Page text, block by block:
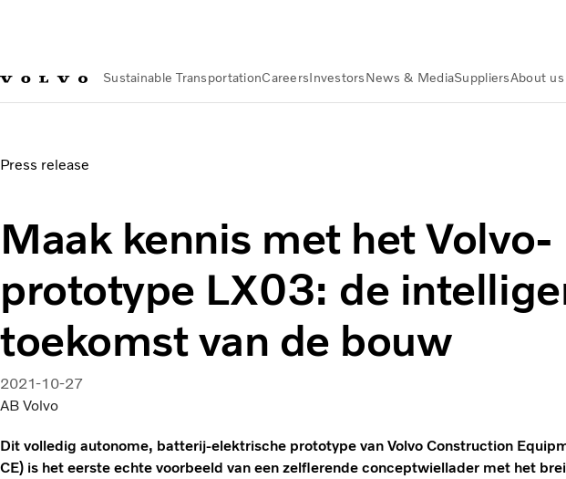
Sustainable TransportationCareersInvestorsNews & MediaSuppliersAbout us
Press release
Maak kennis met het Volvo-
prototype LX03: de
toekomst van de bouw
2021-10-27
AB Volvo
Dit volledig autonome, batterij-elektrische prototype van Volvo Construction
CE) is het eerste echte voorbeeld van een zelflerende conceptwiellader met het